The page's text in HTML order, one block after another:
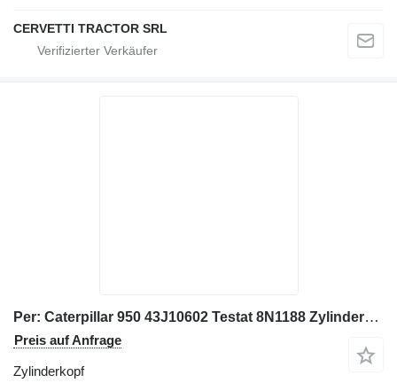
CERVETTI TRACTOR SRL
Per: Caterpillar 950 43J10602 Testat 8N1188 Zylinderkopf für Lader
Preis auf Anfrage
Zylinderkopf